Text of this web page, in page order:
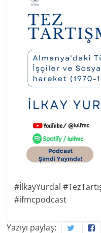
#İlkayYurdal
#ifmcpodcast
Yazıyı paylaş: